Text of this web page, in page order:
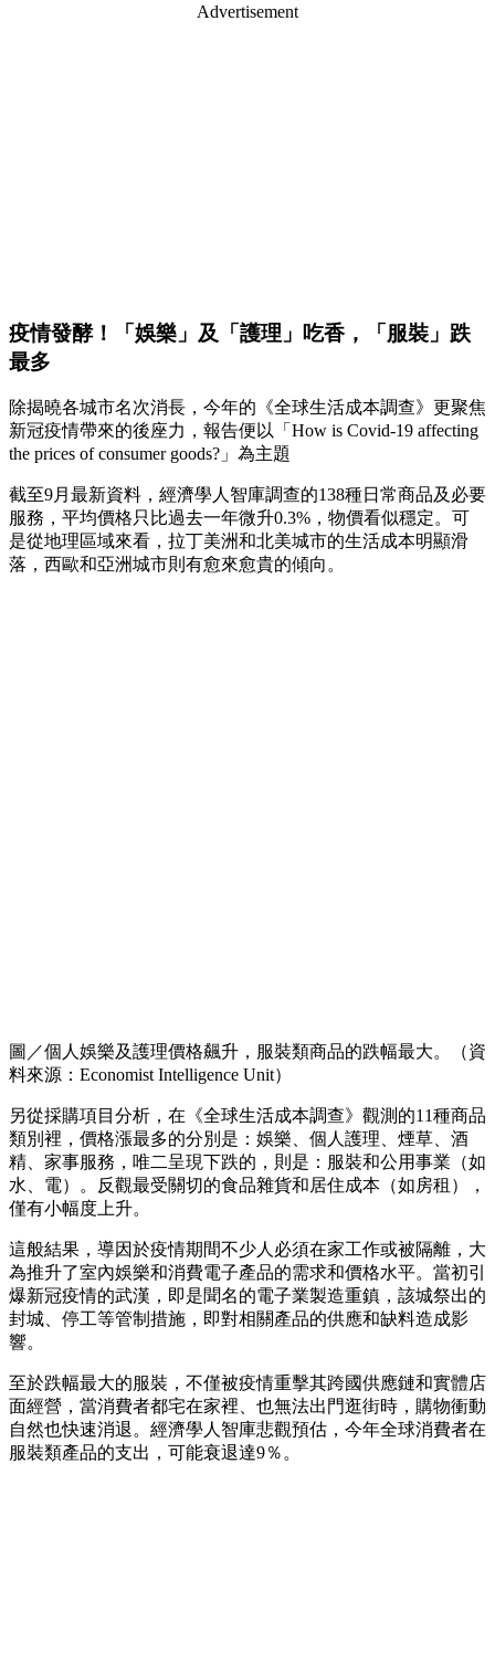
Advertisement
疫情發酵！「娛樂」及「護理」吃香，「服裝」跌
最多
除揭曉各城市名次消長，今年的《全球生活成本調查》更聚焦
新冠疫情帶來的後座力，報告便以「How is Covid-19 affecting
the prices of consumer goods?」為主題
截至9月最新資料，經濟學人智庫調查的138種日常商品及必要
服務，平均價格只比過去一年微升0.3%，物價看似穩定。可
是從地理區域來看，拉丁美洲和北美城市的生活成本明顯滑
落，西歐和亞洲城市則有愈來愈貴的傾向。
圖／個人娛樂及護理價格飆升，服裝類商品的跌幅最大。（資
料來源：Economist Intelligence Unit）
另從採購項目分析，在《全球生活成本調查》觀測的11種商品
類別裡，價格漲最多的分別是：娛樂、個人護理、煙草、酒
精、家事服務，唯二呈現下跌的，則是：服裝和公用事業（如
水、電）。反觀最受關切的食品雜貨和居住成本（如房租），
僅有小幅度上升。
這般結果，導因於疫情期間不少人必須在家工作或被隔離，大
為推升了室內娛樂和消費電子產品的需求和價格水平。當初引
爆新冠疫情的武漢，即是聞名的電子業製造重鎮，該城祭出的
封城、停工等管制措施，即對相關產品的供應和缺料造成影
響。
至於跌幅最大的服裝，不僅被疫情重擊其跨國供應鏈和實體店
面經營，當消費者都宅在家裡、也無法出門逛街時，購物衝動
自然也快速消退。經濟學人智庫悲觀預估，今年全球消費者在
服裝類產品的支出，可能衰退達9％。